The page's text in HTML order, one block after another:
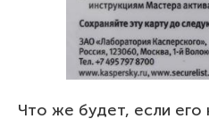
Что же будет, если его